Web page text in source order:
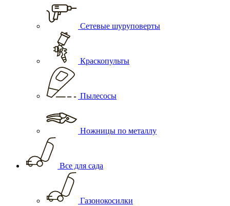
Сетевые шуруповерты
Краскопульты
Пылесосы
Ножницы по металлу
Все для сада
Газонокосилки